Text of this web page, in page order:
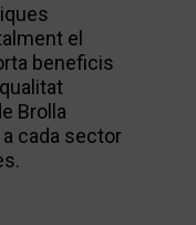
el
beneficis
Brolla
cada sector